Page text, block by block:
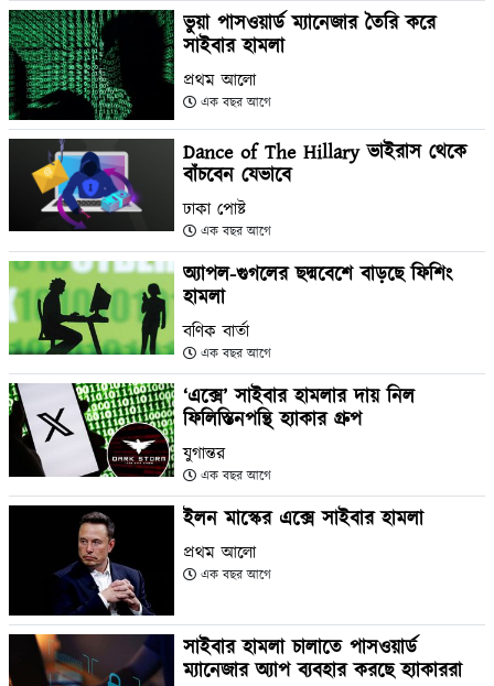
ভুয়া পাসওয়ার্ড ম্যানেজার তৈরি করে
সাইবার হামলা
প্রথম আলো
এক বছর আগে
Dance of The Hillary ভাইরাস থেকে
বাঁচবেন যেভাবে
ঢাকা পোষ্ট
এক বছর আগে
অ্যাপল-গুগলের ছদ্মবেশে বাড়ছে ফিশিং
হামলা
বণিক বার্তা
এক বছর আগে
‘এক্সে’ সাইবার হামলার দায় নিল
ফিলিস্তিনপন্থি হ্যাকার গ্রুপ
যুগান্তর
এক বছর আগে
ইলন মাস্কের এক্সে সাইবার হামলা
প্রথম আলো
এক বছর আগে
সাইবার হামলা চালাতে পাসওয়ার্ড
ম্যানেজার অ্যাপ ব্যবহার করছে হ্যাকাররা